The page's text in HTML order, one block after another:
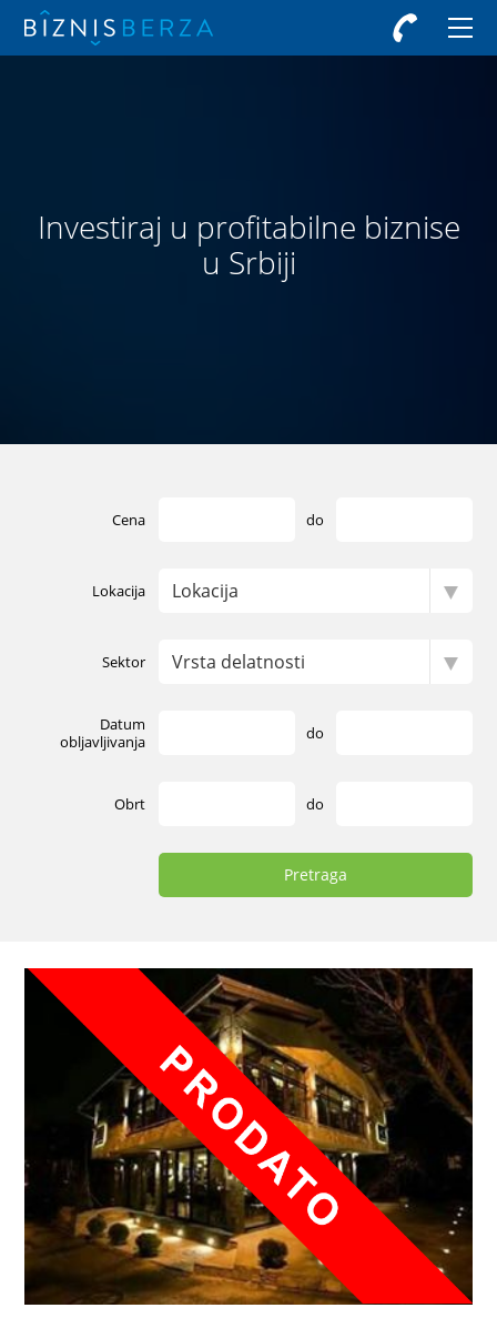
Investiraj u profitabilne biznise
u Srbiji
Cena do
Lokacija
Sektor
Datum
obljavljivanja
do
Obrt do
Pretraga